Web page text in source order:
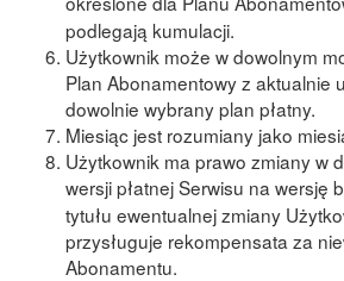
podlegają kumulacji.
Użytkownik może w dowolnym
Plan Abonamentowy z aktualnie
dowolnie wybrany plan płatny.
Miesiąc jest rozumiany jako
Użytkownik ma prawo zmiany w
wersji płatnej Serwisu na wersję
tytułu ewentualnej zmiany
przysługuje rekompensata za
Abonamentu.